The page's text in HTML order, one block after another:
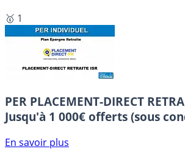
🥇 1
PER PLACEMENT-DIRECT
Jusqu'à 1 000€ offerts (sous
En savoir plus